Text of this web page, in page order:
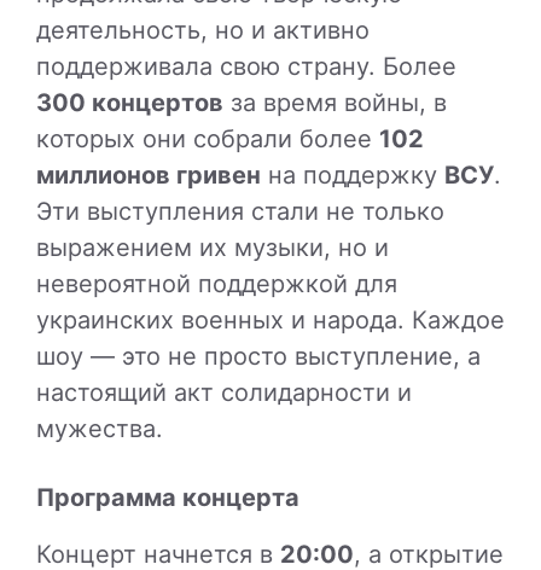
деятельность, но и активно
поддерживала свою страну. Более
300 концертов за время войны, в
которых они собрали более 102
миллионов гривен на поддержку ВСУ.
Эти выступления стали не только
выражением их музыки, но и
невероятной поддержкой для
украинских военных и народа. Каждое
шоу — это не просто выступление, а
настоящий акт солидарности и
мужества.
Программа концерта
Концерт начнется в 20:00, а открытие